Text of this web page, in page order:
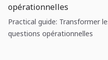
opérationnelles
Practical guide: Transformer
questions opérationnelles